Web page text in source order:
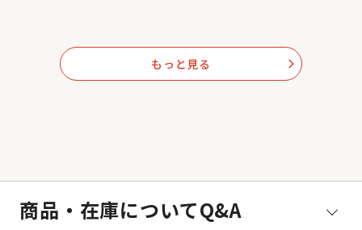
もっと見る arrow_forward_ios
商品・在庫についてQ&A